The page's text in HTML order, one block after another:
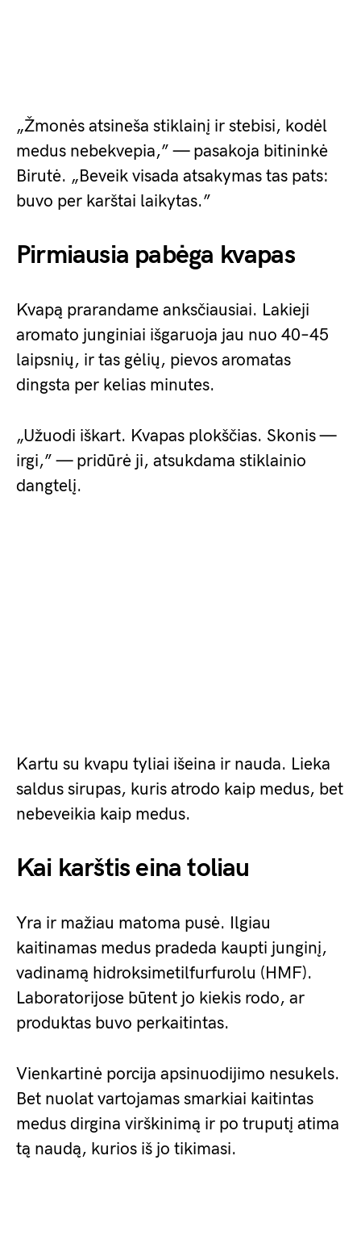
„Žmonės atsineša stiklainį ir stebisi, kodėl
medus nebekvepia,” — pasakoja bitininkė
Birutė. „Beveik visada atsakymas tas pats:
buvo per karštai laikytas.”
Pirmiausia pabėga kvapas
Kvapą prarandame anksčiausiai. Lakieji
aromato junginiai išgaruoja jau nuo 40–45
laipsnių, ir tas gėlių, pievos aromatas
dingsta per kelias minutes.
„Užuodi iškart. Kvapas plokščias. Skonis —
irgi,” — pridūrė ji, atsukdama stiklainio
dangtelį.
Kartu su kvapu tyliai išeina ir nauda. Lieka
saldus sirupas, kuris atrodo kaip medus, bet
nebeveikia kaip medus.
Kai karštis eina toliau
Yra ir mažiau matoma pusė. Ilgiau
kaitinamas medus pradeda kaupti junginį,
vadinamą hidroksimetilfurfurolu (HMF).
Laboratorijose būtent jo kiekis rodo, ar
produktas buvo perkaitintas.
Vienkartinė porcija apsinuodijimo nesukels.
Bet nuolat vartojamas smarkiai kaitintas
medus dirgina virškinimą ir po truputį atima
tą naudą, kurios iš jo tikimasi.